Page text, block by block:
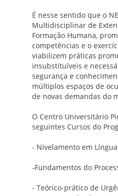
É nesse sentido que o
Multidisciplinar de
Formação Humana,
competências e o
viabilizem práticas
insubstituíveis e
segurança e
múltiplos espaços de
de novas demandas do
O Centro Universitário
seguintes Cursos do
- Nivelamento em
-Fundamentos do
- Teórico-prático de